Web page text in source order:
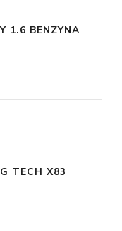
1.6 BENZYNA
TECH X83